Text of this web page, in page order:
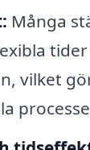
Många
vilket